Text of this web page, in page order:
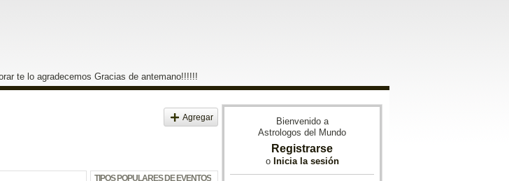
te lo agradecemos Gracias de antemano!!!!!!
Agregar
TIPOS POPULARES DE EVENTOS
Bienvenido a
Astrologos del Mundo
Registrarse
o Inicia la sesión